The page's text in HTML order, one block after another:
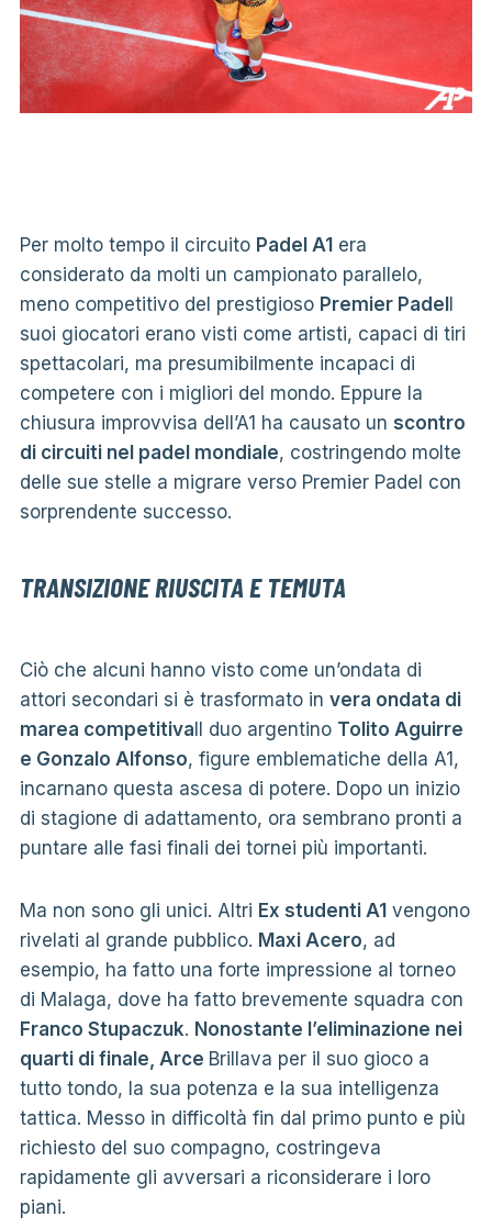
Per molto tempo il circuito Padel A1 era
considerato da molti un campionato parallelo,
meno competitivo del prestigioso Premier Padel
suoi giocatori erano visti come artisti, capaci di tiri
spettacolari, ma presumibilmente incapaci di
competere con i migliori del mondo. Eppure la
chiusura improvvisa dell’A1 ha causato un scontro
di circuiti nel padel mondiale, costringendo molte
delle sue stelle a migrare verso Premier Padel con
sorprendente successo.
TRANSIZIONE RIUSCITA E TEMUTA
Ciò che alcuni hanno visto come un’ondata di
attori secondari si è trasformato in vera ondata di
marea competitiva Il duo argentino Tolito Aguirre
e Gonzalo Alfonso, figure emblematiche della A1,
incarnano questa ascesa di potere. Dopo un inizio
di stagione di adattamento, ora sembrano pronti a
puntare alle fasi finali dei tornei più importanti.
Ma non sono gli unici. Altri Ex studenti A1 vengono
rivelati al grande pubblico. Maxi Acero, ad
esempio, ha fatto una forte impressione al torneo
di Malaga, dove ha fatto brevemente squadra con
Franco Stupaczuk. Nonostante l’eliminazione nei
quarti di finale, Arce Brillava per il suo gioco a
tutto tondo, la sua potenza e la sua intelligenza
tattica. Messo in difficoltà fin dal primo punto e più
richiesto del suo compagno, costringeva
rapidamente gli avversari a riconsiderare i loro
piani.